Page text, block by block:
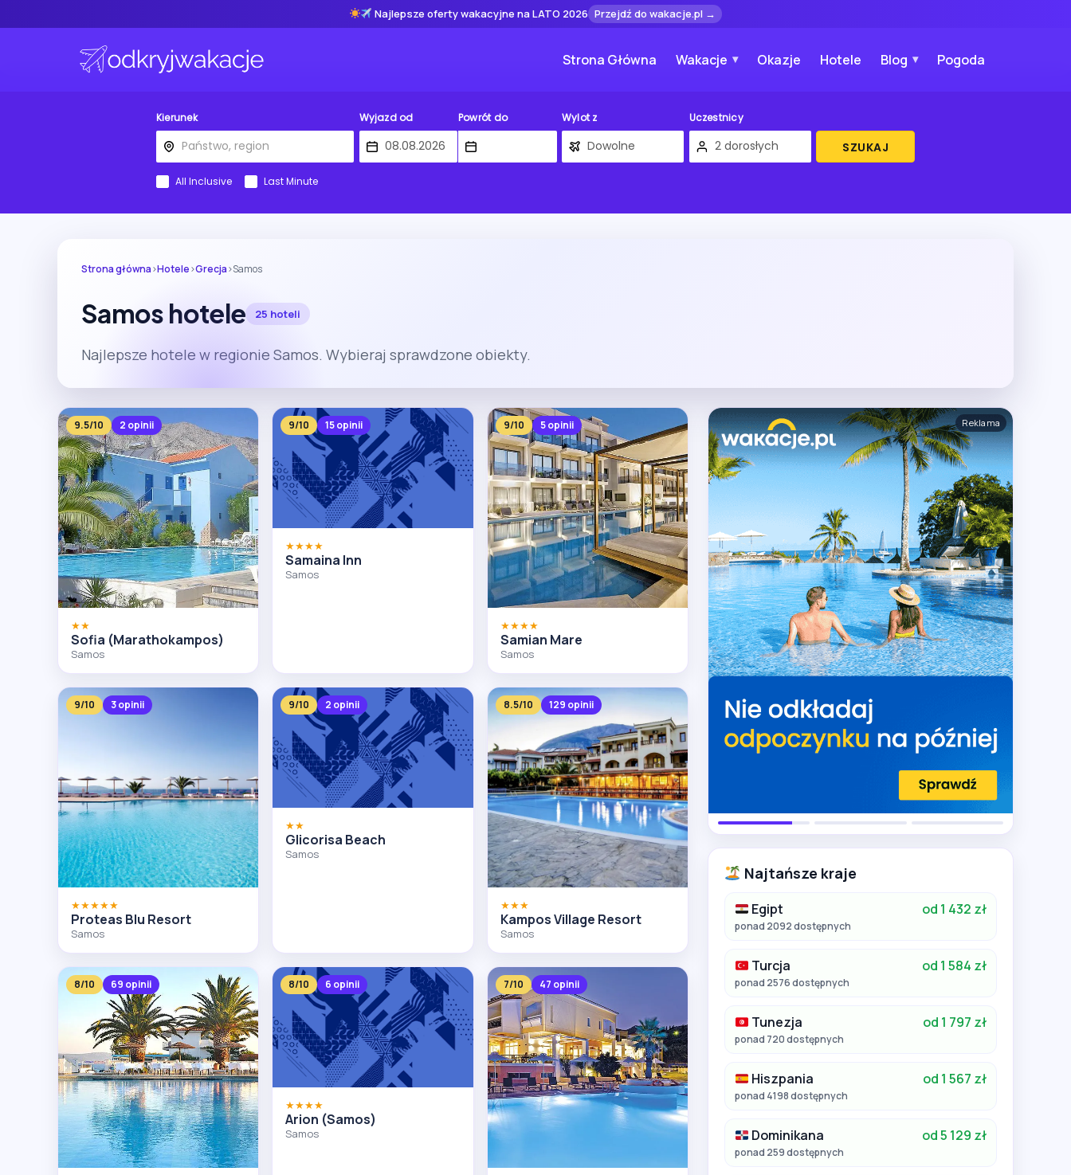
Najlepsze oferty wakacyjne na LATO 2026 Przejdź do wakacje.pl →
Strona Główna Wakacje Okazje Hotele Blog Pogoda
Kierunek Wyjazd od Powrót do Wylot z Uczestnicy
SZUKAJ
All Inclusive Last Minute
Strona główna›Hotele›Grecja›Samos
Samos hotele 25 hoteli
Najlepsze hotele w regionie Samos. Wybieraj sprawdzone obiekty.
9.5/10 2 opinii
★★
Sofia (Marathokampos)
Samos
9/10 15 opinii
★★★★
Samaina Inn
Samos
9/10 5 opinii
★★★★
Samian Mare
Samos
9/10 3 opinii
★★★★★
Proteas Blu Resort
Samos
9/10 2 opinii
★★
Glicorisa Beach
Samos
8.5/10 129 opinii
★★★
Kampos Village Resort
Samos
8/10 69 opinii 8/10 6 opinii
★★★★
Arion (Samos)
Samos
7/10 47 opinii
Reklama
Najtańsze kraje
Egipt od 1 432 zł
ponad 2092 dostępnych
Turcja od 1 584 zł
ponad 2576 dostępnych
Tunezja od 1 797 zł
ponad 720 dostępnych
Hiszpania od 1 567 zł
ponad 4198 dostępnych
Dominikana od 5 129 zł
ponad 259 dostępnych